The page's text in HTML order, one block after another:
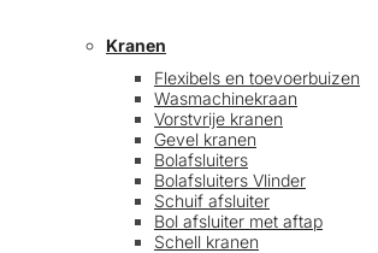
Kranen
Flexibels en toevoerbuizen
Wasmachinekraan
Vorstvrije kranen
Gevel kranen
Bolafsluiters
Bolafsluiters Vlinder
Schuif afsluiter
Bol afsluiter met aftap
Schell kranen